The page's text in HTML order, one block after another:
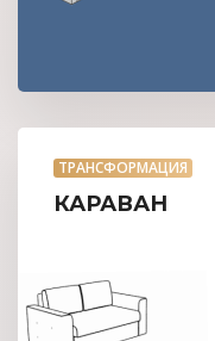
ТРАНСФОРМАЦИЯ
КАРАВАН